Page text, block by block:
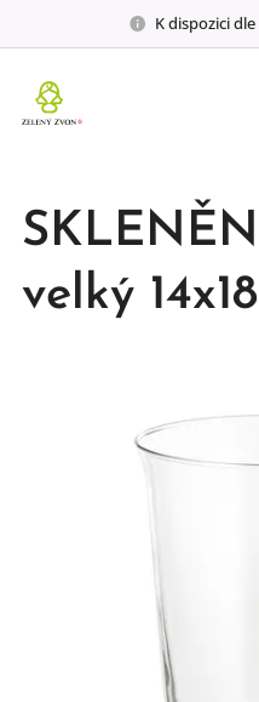
K dispozici
velký